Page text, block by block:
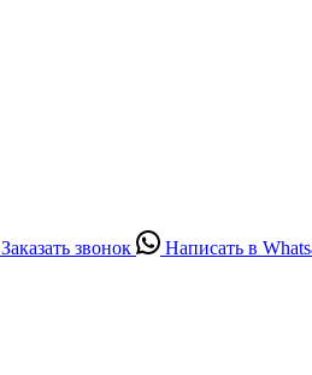
Заказать звонок Написать в